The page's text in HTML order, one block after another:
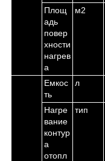
Площ
адь
повер
хности
нагрев
а
м2
Емкос
ть
л
Нагре
вание
контур
а
отопл
тип